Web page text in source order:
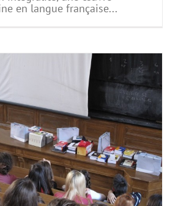
en langue française...